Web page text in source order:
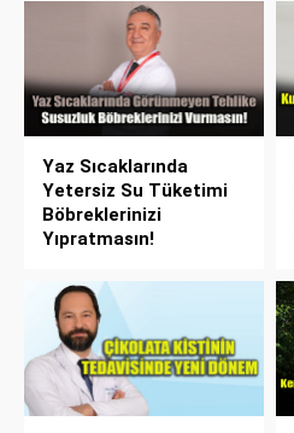
Yaz Sıcaklarında
Yetersiz Su Tüketimi
Böbreklerinizi
Yıpratmasın!